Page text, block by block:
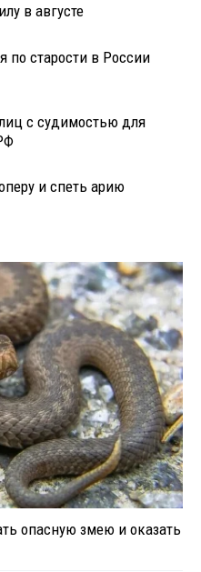
в августе
по старости в России
с судимостью для
и спеть арию
опасную змею и оказать